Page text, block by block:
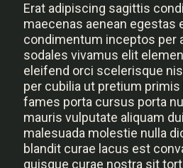
Erat adipiscing sagittis
maecenas aenean egestas
condimentum inceptos per
sodales vivamus elit
eleifend orci scelerisque
per cubilia ut pretium
fames porta cursus porta
mauris vulputate aliquam
malesuada molestie nulla
blandit curae lacus est
quisque curae nostra sit